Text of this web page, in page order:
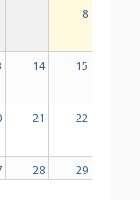
8
14 15
21 22
28 29